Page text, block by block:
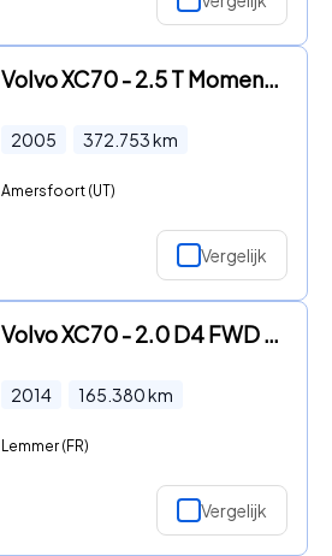
Volvo XC70 - 2.5 T Momentum AUTOMAAT STOELVERW./LEDER/CRUISE/YOUNGTIMER |
2005 372.753km
Amersfoort (UT)
Vergelijk
Volvo XC70 - 2.0 D4 FWD Nordic+ Dynamic Automaat | Rijklaar incl garantie
2014 165.380km
Lemmer (FR)
Vergelijk